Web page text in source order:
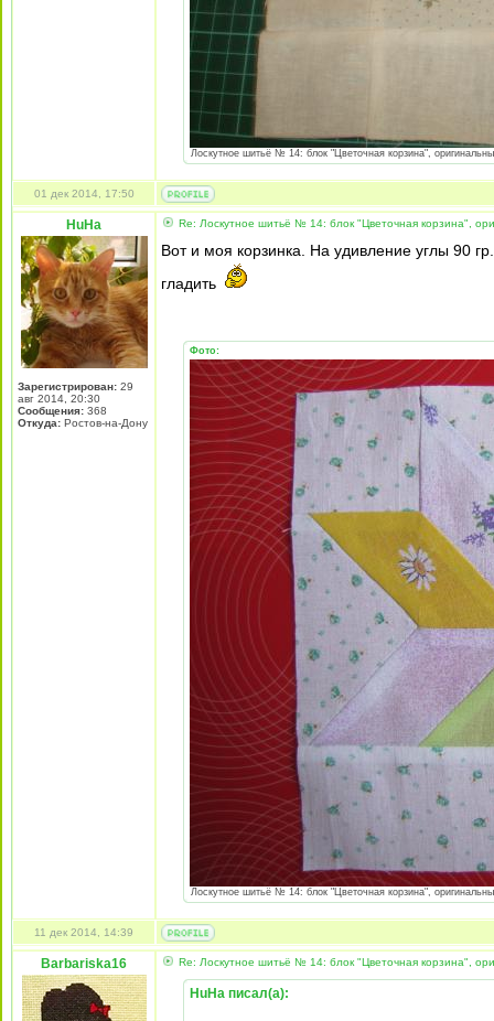
Лоскутное шитьё № 14: блок "Цветочная корзина",
01 дек 2014, 17:50
HuHa
Зарегистрирован: 29
авг 2014, 20:30
Сообщения: 368
Откуда: Ростов-на-Дону
Re: Лоскутное шитьё № 14: блок "Цветочная корзина",
Вот и моя корзинка. На удивление углы 90
гладить
Фото:
Лоскутное шитьё № 14: блок "Цветочная корзина",
11 дек 2014, 14:39
Barbariska16 Re: Лоскутное шитьё № 14: блок "Цветочная корзина",
HuHa писал(а):